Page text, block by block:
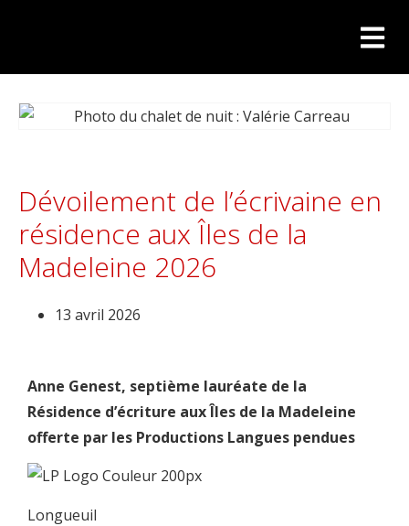
Dévoilement de l’écrivaine en
résidence aux Îles de la
Madeleine 2026
13 avril 2026
Anne Genest, septième lauréate de la
Résidence d’écriture aux Îles de la Madeleine
offerte par les Productions Langues pendues
Longueuil